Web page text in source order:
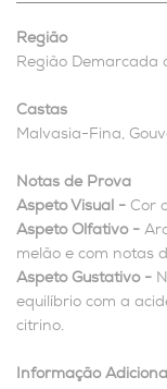
Região
Região Demarcada
Castas
Malvasia-Fina,
Notas de Prova
Aspeto Visual - Cor
Aspeto Olfativo -
melão e com notas
Aspeto Gustativo -
equilíbrio com a
citrino.
Informação